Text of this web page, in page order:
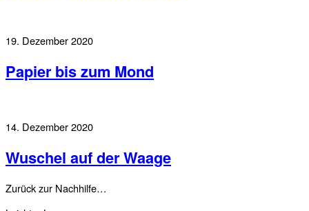
19. Dezember 2020
Papier bis zum Mond
14. Dezember 2020
Wuschel auf der Waage
Zurück zur Nachhilfe…